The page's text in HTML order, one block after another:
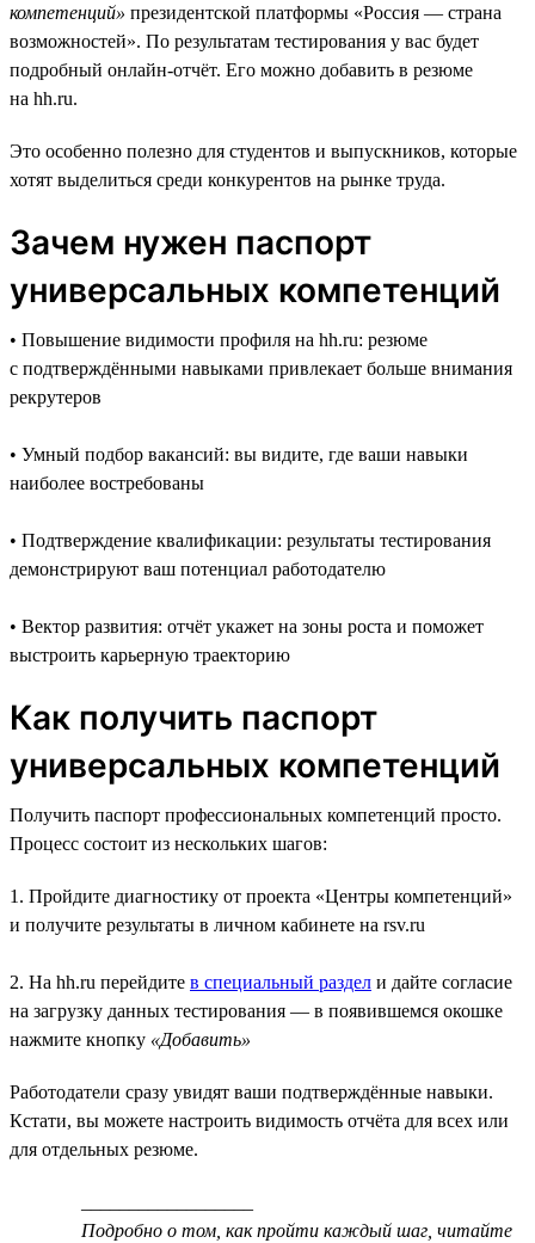
компетенций» президентской платформы «Россия — страна
возможностей». По результатам тестирования у вас будет
подробный онлайн-отчёт. Его можно добавить в резюме
на hh.ru.
Это особенно полезно для студентов и выпускников, которые
хотят выделиться среди конкурентов на рынке труда.
Зачем нужен паспорт
универсальных компетенций
• Повышение видимости профиля на hh.ru: резюме
с подтверждёнными навыками привлекает больше внимания
рекрутеров
• Умный подбор вакансий: вы видите, где ваши навыки
наиболее востребованы
• Подтверждение квалификации: результаты тестирования
демонстрируют ваш потенциал работодателю
• Вектор развития: отчёт укажет на зоны роста и поможет
выстроить карьерную траекторию
Как получить паспорт
универсальных компетенций
Получить паспорт профессиональных компетенций просто.
Процесс состоит из нескольких шагов:
1. Пройдите диагностику от проекта «Центры компетенций»
и получите результаты в личном кабинете на rsv.ru
2. На hh.ru перейдите в специальный раздел и дайте согласие
на загрузку данных тестирования — в появившемся окошке
нажмите кнопку «Добавить»
Работодатели сразу увидят ваши подтверждённые навыки.
Кстати, вы можете настроить видимость отчёта для всех или
для отдельных резюме.
Подробно о том, как пройти каждый шаг, читайте